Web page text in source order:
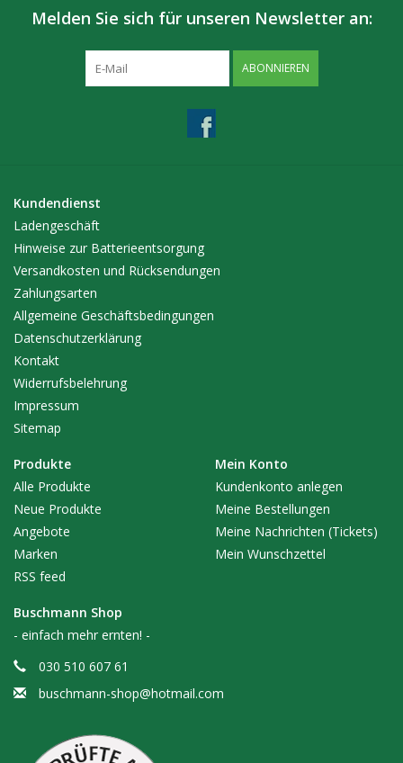
Melden Sie sich für unseren Newsletter an:
ABONNIEREN
Kundendienst
Ladengeschäft
Hinweise zur Batterieentsorgung
Versandkosten und Rücksendungen
Zahlungsarten
Allgemeine Geschäftsbedingungen
Datenschutzerklärung
Kontakt
Widerrufsbelehrung
Impressum
Sitemap
Produkte
Alle Produkte
Neue Produkte
Angebote
Marken
RSS feed
Mein Konto
Kundenkonto anlegen
Meine Bestellungen
Meine Nachrichten (Tickets)
Mein Wunschzettel
Buschmann Shop
- einfach mehr ernten! -
030 510 607 61
buschmann-shop@hotmail.com